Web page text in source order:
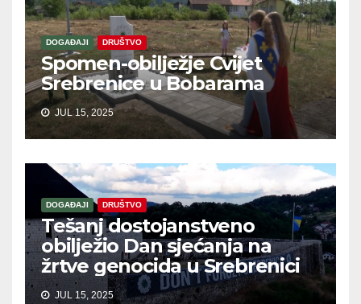
DOGAĐAJI DRUŠTVO
Spomen-obilježje Cvijet
Srebrenice u Bobarama
JUL 15, 2025
DOGAĐAJI DRUŠTVO
Tešanj dostojanstveno
obilježio Dan sjećanja na
žrtve genocida u Srebrenici
JUL 15, 2025